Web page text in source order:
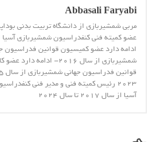
Abbasali Faryabi
مربی شمشیربازی از دانشگاه تربیت بدنی
ادامه دارد عضو کمیسیون قوانین فدراسیون
شمشیربازی از سال 2016- ادامه
2023 رئیس کمیته فنی و مدیر فنی
آسیا از سال 2017 تا سال 2024